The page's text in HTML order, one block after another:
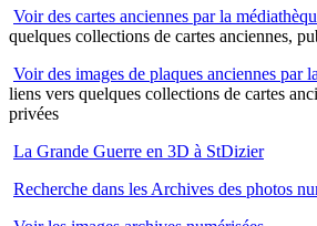
Voir des cartes anciennes par la
quelques collections de cartes anciennes,
Voir des images de plaques anciennes par
liens vers quelques collections de cartes
privées
La Grande Guerre en 3D à StDizier
Recherche dans les Archives des photos